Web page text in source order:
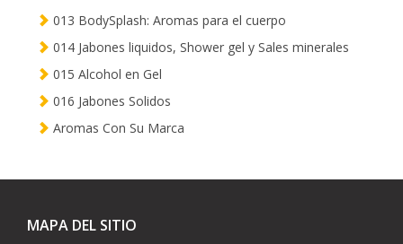
013 BodySplash: Aromas para el cuerpo
014 Jabones liquidos, Shower gel y Sales minerales
015 Alcohol en Gel
016 Jabones Solidos
Aromas Con Su Marca
MAPA DEL SITIO